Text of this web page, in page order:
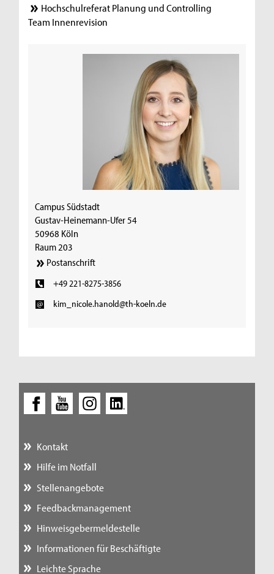
Hochschulreferat Planung und Controlling
Team Innenrevision
Campus Südstadt
Gustav-Heinemann-Ufer 54
50968 Köln
Raum 203
Postanschrift
+49 221-8275-3856
kim_nicole.hanold@th-koeln.de
Kontakt
Hilfe im Notfall
Stellenangebote
Feedbackmanagement
Hinweisgebermeldestelle
Informationen für Beschäftigte
Leichte Sprache